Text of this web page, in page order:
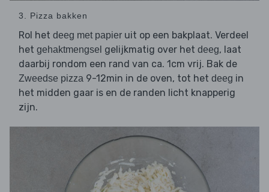
3. Pizza bakken
Rol het deeg met papier uit op een bakplaat. Verdeel
het gehaktmengsel gelijkmatig over het deeg, laat
daarbij rondom een rand van ca. 1cm vrij. Bak de
Zweedse pizza 9-12min in de oven, tot het deeg in
het midden gaar is en de randen licht knapperig
zijn.